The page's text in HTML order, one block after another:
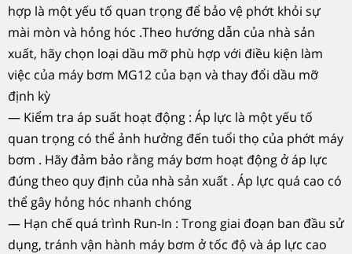
hợp là một yếu tố quan trọng để bảo vệ phớt khỏi sự
mài mòn và hỏng hóc .Theo hướng dẫn của nhà sản
xuất, hãy chọn loại dầu mỡ phù hợp với điều kiện làm
việc của máy bơm MG12 của bạn và thay đổi dầu mỡ
định kỳ
— Kiểm tra áp suất hoạt động : Áp lực là một yếu tố
quan trọng có thể ảnh hưởng đến tuổi thọ của phớt máy
bơm . Hãy đảm bảo rằng máy bơm hoạt động ở áp lực
đúng theo quy định của nhà sản xuất . Áp lực quá cao có
thể gây hỏng hóc nhanh chóng
— Hạn chế quá trình Run-In : Trong giai đoạn ban đầu sử
dụng, tránh vận hành máy bơm ở tốc độ và áp lực cao